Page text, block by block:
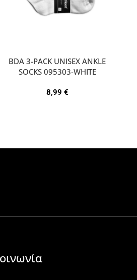
BDA 3-PACK UNISEX ANKLE
SOCKS 095303-WHITE
8,99 €